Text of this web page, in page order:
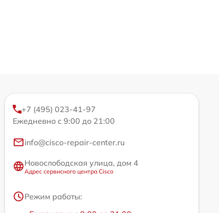
+7 (495) 023-41-97
Ежедневно с 9:00 до 21:00
info@cisco-repair-center.ru
Новослободская улица, дом 4
Адрес сервисного центра Cisco
Режим работы: